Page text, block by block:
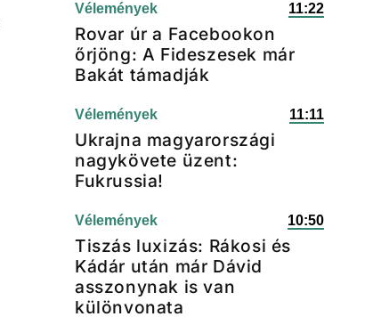
Vélemények 11:22
Rovar úr a Facebookon
őrjöng: A Fideszesek már
Bakát támadják
Vélemények 11:11
Ukrajna magyarországi
nagykövete üzent:
Fukrussia!
Vélemények 10:50
Tiszás luxizás: Rákosi és
Kádár után már Dávid
asszonynak is van
különvonata